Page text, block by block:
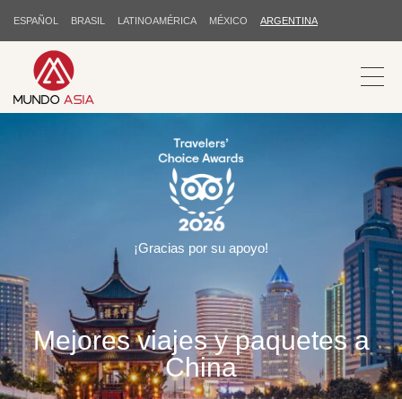
ESPAÑOL BRASIL LATINOAMÉRICA MÉXICO ARGENTINA
Mejores viajes y paquetes a
China
¡Gracias por su apoyo!